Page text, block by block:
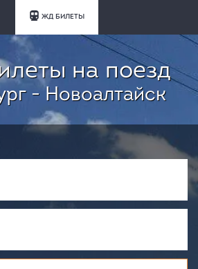
ЖД БИЛЕТЫ
на поезд
- Новоалтайск